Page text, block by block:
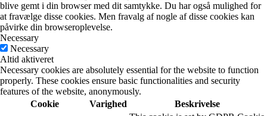
blive gemt i din browser med dit samtykke. Du har også mulighed for
at fravælge disse cookies. Men fravalg af nogle af disse cookies kan
påvirke din browseroplevelse.
Necessary
Necessary
Altid aktiveret
Necessary cookies are absolutely essential for the website to function
properly. These cookies ensure basic functionalities and security
features of the website, anonymously.
Cookie
Varighed Beskrivelse